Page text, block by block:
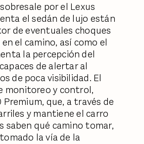
por el Lexus
el sedán de lujo están
de eventuales choques
el camino, así como el
la percepción del
de alertar al
de poca visibilidad. El
monitoreo y control,
que, a través de
y mantiene el carro
qué camino tomar,
la vía de la